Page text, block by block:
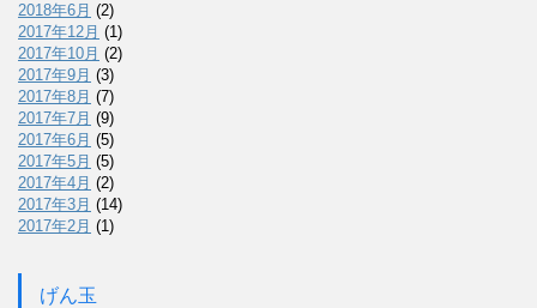
2018年6月 (2)
2017年12月 (1)
2017年10月 (2)
2017年9月 (3)
2017年8月 (7)
2017年7月 (9)
2017年6月 (5)
2017年5月 (5)
2017年4月 (2)
2017年3月 (14)
2017年2月 (1)
げん玉